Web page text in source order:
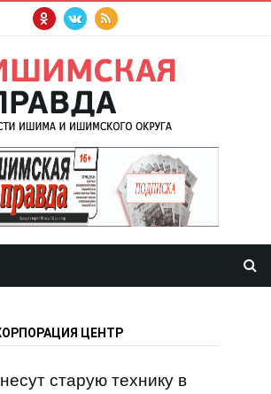
ЦЕНТР
старую технику в